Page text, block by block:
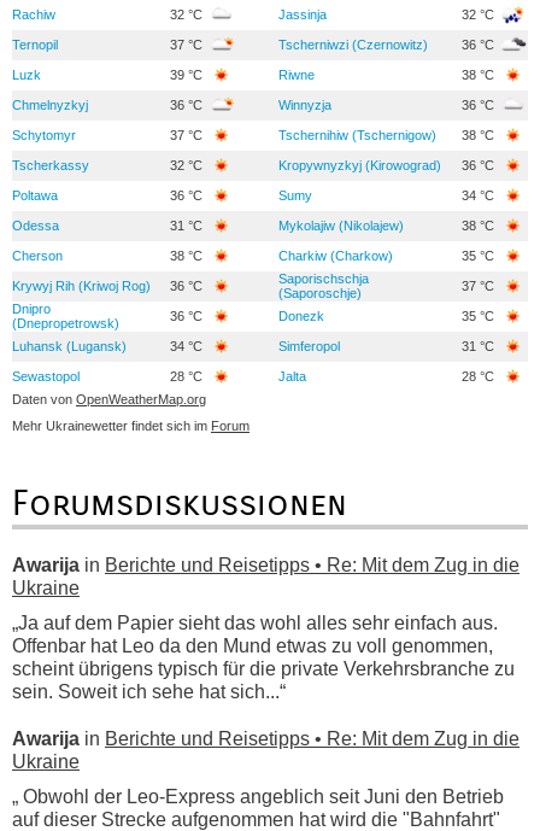
Rachiw 32 °C Jassinja 32 °C
Ternopil 37 °C Tscherniwzi (Czernowitz) 36 °C
Luzk 39 °C Riwne 38 °C
Chmelnyzkyj 36 °C Winnyzja 36 °C
Schytomyr 37 °C Tschernihiw (Tschernigow) 38 °C
Tscherkassy 32 °C Kropywnyzkyj (Kirowograd) 36 °C
Poltawa 36 °C Sumy 34 °C
Odessa 31 °C Mykolajiw (Nikolajew) 38 °C
Cherson 38 °C Charkiw (Charkow) 35 °C
Krywyj Rih (Kriwoj Rog) 36 °C
Saporischschja
(Saporoschje)
37 °C
Dnipro
(Dnepropetrowsk)
36 °C Donezk 35 °C
Luhansk (Lugansk) 34 °C Simferopol 31 °C
Sewastopol 28 °C Jalta
28 °C
Daten von OpenWeatherMap.org
Mehr Ukrainewetter findet sich im Forum
Forumsdiskussionen
Awarija in Berichte und Reisetipps • Re: Mit dem Zug in die
Ukraine
„Ja auf dem Papier sieht das wohl alles sehr einfach aus.
Offenbar hat Leo da den Mund etwas zu voll genommen,
scheint übrigens typisch für die private Verkehrsbranche zu
sein. Soweit ich sehe hat sich...“
Awarija in Berichte und Reisetipps • Re: Mit dem Zug in die
Ukraine
„ Obwohl der Leo-Express angeblich seit Juni den Betrieb
auf dieser Strecke aufgenommen hat wird die "Bahnfahrt"